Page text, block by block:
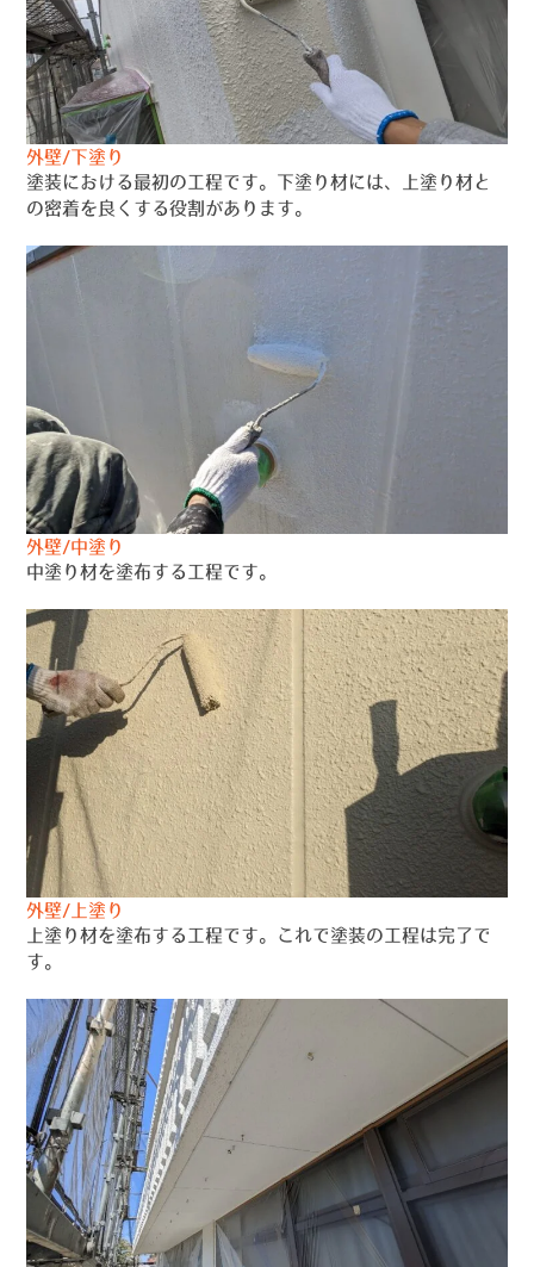
外壁/下塗り
塗装における最初の工程です。下塗り材には、上塗り材と
の密着を良くする役割があります。
外壁/中塗り
中塗り材を塗布する工程です。
外壁/上塗り
上塗り材を塗布する工程です。これで塗装の工程は完了で
す。